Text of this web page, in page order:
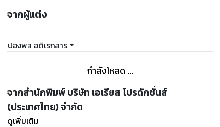
มหาวิทยาลัยเชียงใหม่ผู้สนใจศึกษาค้นคว้าเกี่ยวกับชนเผ่าภูริใน
ภัยในดินแดนลี้ลับซึ่งได้รับความนิยมจากผู้อ่านจนพิมพ์ติดต่อกัน
ทางช่อง 7 ได้ดำริที่จะนำ “แม่โขง” กลับมาสร้างเป็นละครโทรทัศน์
อีกครั้งหนึ่งในเร็วๆนี้
จากผู้แต่ง
ปองพล อดิเรกสาร
กำลังโหลด ...
จากสำนักพิมพ์ บริษัท เอเรียส โปรดักชั่นส์
(ประเทศไทย) จำกัด
ดูเพิ่มเติม